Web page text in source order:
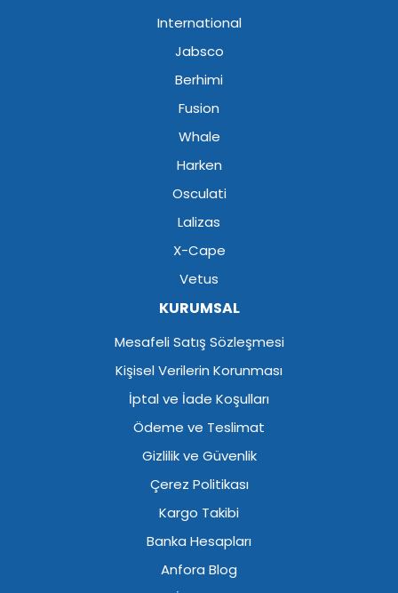
International
Jabsco
Berhimi
Fusion
Whale
Harken
Osculati
Lalizas
X-Cape
Vetus
KURUMSAL
Mesafeli Satış Sözleşmesi
Kişisel Verilerin Korunması
İptal ve İade Koşulları
Ödeme ve Teslimat
Gizlilik ve Güvenlik
Çerez Politikası
Kargo Takibi
Banka Hesapları
Anfora Blog